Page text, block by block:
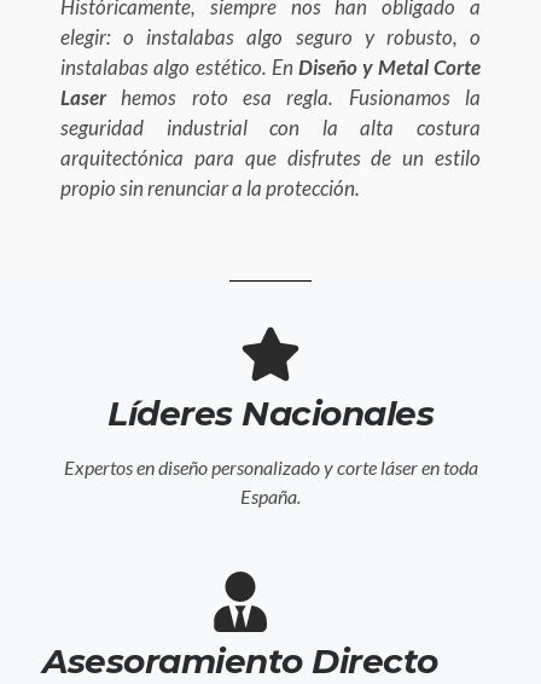
Históricamente, siempre nos han obligado a
elegir: o instalabas algo seguro y robusto, o
instalabas algo estético. EnDiseño y Metal Corte
Laserhemos roto esa regla. Fusionamos la
seguridad industrial con la alta costura
arquitectónica para que disfrutes de un estilo
propio sin renunciar a la protección.
Líderes Nacionales
Expertos en diseño personalizado y corte láser en toda
España.
Asesoramiento Directo